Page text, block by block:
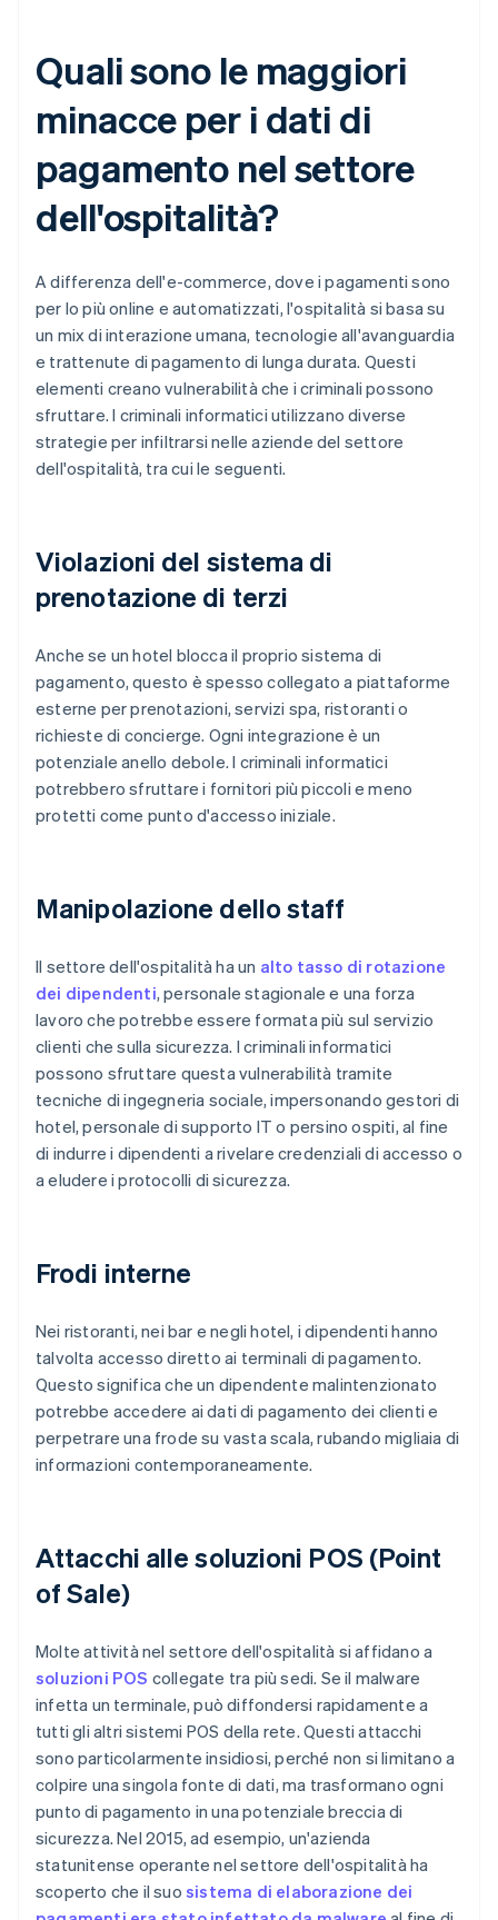
Quali sono le maggiori
minacce per i dati di
pagamento nel settore
dell'ospitalità?
A differenza dell'e-commerce, dove i pagamenti sono
per lo più online e automatizzati, l'ospitalità si basa su
un mix di interazione umana, tecnologie all'avanguardia
e trattenute di pagamento di lunga durata. Questi
elementi creano vulnerabilità che i criminali possono
sfruttare. I criminali informatici utilizzano diverse
strategie per infiltrarsi nelle aziende del settore
dell'ospitalità, tra cui le seguenti.
Violazioni del sistema di
prenotazione di terzi
Anche se un hotel blocca il proprio sistema di
pagamento, questo è spesso collegato a piattaforme
esterne per prenotazioni, servizi spa, ristoranti o
richieste di concierge. Ogni integrazione è un
potenziale anello debole. I criminali informatici
potrebbero sfruttare i fornitori più piccoli e meno
protetti come punto d'accesso iniziale.
Manipolazione dello staff
Il settore dell'ospitalità ha un alto tasso di rotazione
dei dipendenti, personale stagionale e una forza
lavoro che potrebbe essere formata più sul servizio
clienti che sulla sicurezza. I criminali informatici
possono sfruttare questa vulnerabilità tramite
tecniche di ingegneria sociale, impersonando gestori di
hotel, personale di supporto IT o persino ospiti, al fine
di indurre i dipendenti a rivelare credenziali di accesso o
a eludere i protocolli di sicurezza.
Frodi interne
Nei ristoranti, nei bar e negli hotel, i dipendenti hanno
talvolta accesso diretto ai terminali di pagamento.
Questo significa che un dipendente malintenzionato
potrebbe accedere ai dati di pagamento dei clienti e
perpetrare una frode su vasta scala, rubando migliaia di
informazioni contemporaneamente.
Attacchi alle soluzioni POS (Point
of Sale)
Molte attività nel settore dell'ospitalità si affidano a
soluzioni POS collegate tra più sedi. Se il malware
infetta un terminale, può diffondersi rapidamente a
tutti gli altri sistemi POS della rete. Questi attacchi
sono particolarmente insidiosi, perché non si limitano a
colpire una singola fonte di dati, ma trasformano ogni
punto di pagamento in una potenziale breccia di
sicurezza. Nel 2015, ad esempio, un'azienda
statunitense operante nel settore dell'ospitalità ha
scoperto che il suo sistema di elaborazione dei